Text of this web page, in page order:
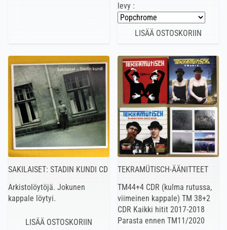
levy :
SAKILAISET: STADIN KUNDI CD
Arkistolöytöjä. Jokunen
kappale löytyi.
TEKRAMÜTISCH-ÄÄNITTEET
TM44+4 CDR (kulma rutussa,
viimeinen kappale) TM 38+2
CDR Kaikki hitit 2017-2018
Parasta ennen TM11/2020